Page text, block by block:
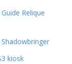
Relique
Shadowbringer
kiosk